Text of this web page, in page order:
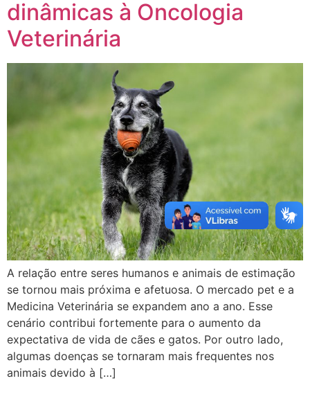
dinâmicas à Oncologia
Veterinária
A relação entre seres humanos e animais de estimação
se tornou mais próxima e afetuosa. O mercado pet e a
Medicina Veterinária se expandem ano a ano. Esse
cenário contribui fortemente para o aumento da
expectativa de vida de cães e gatos. Por outro lado,
algumas doenças se tornaram mais frequentes nos
animais devido à […]